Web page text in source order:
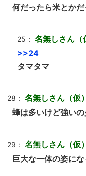
何だったら米とか
25： 名無しさん（
>>24
タマタマ
28： 名無しさん（仮）
蜂は多いけど強い
29： 名無しさん（仮）
巨大な一体の姿に